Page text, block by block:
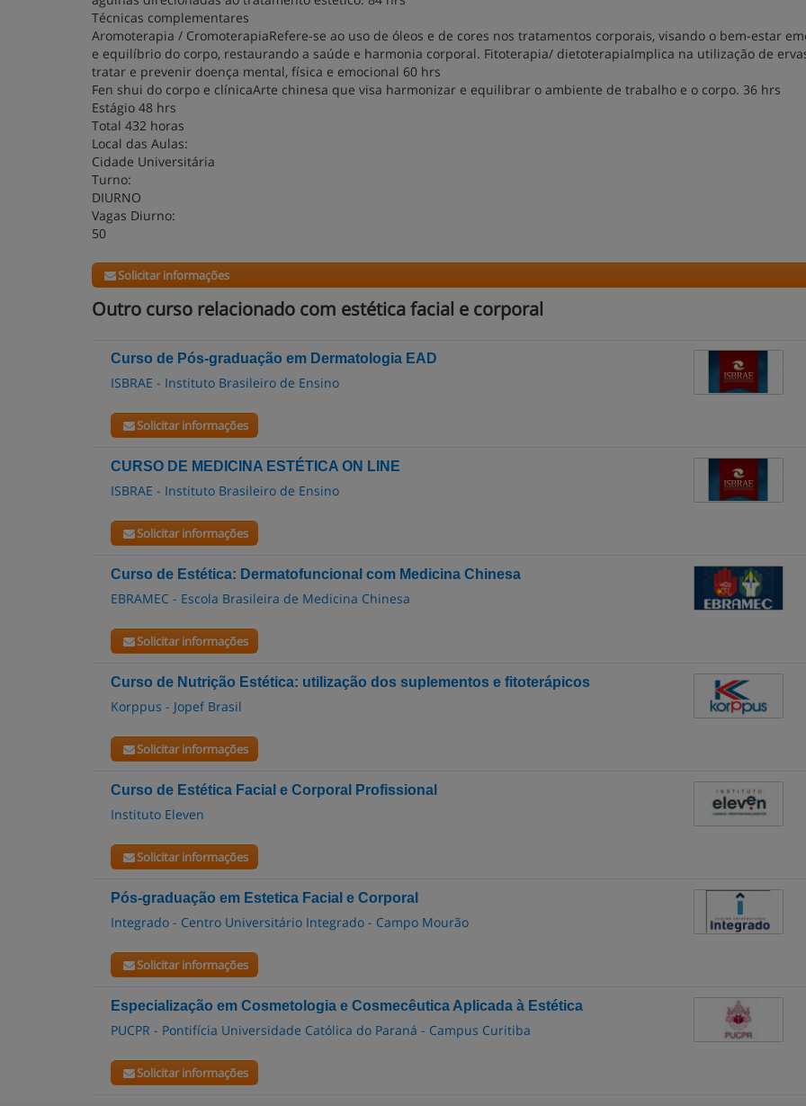
Técnicas complementares
Aromoterapia / CromoterapiaRefere-se ao uso de óleos e de cores nos tratamentos corporais, visando o bem-estar
e equilíbrio do corpo, restaurando a saúde e harmonia corporal. Fitoterapia/ dietoterapiaImplica na utilização de
tratar e prevenir doença mental, física e emocional 60 hrs
Fen shui do corpo e clínicaArte chinesa que visa harmonizar e equilibrar o ambiente de trabalho e o corpo. 36 hrs
Estágio 48 hrs
Total 432 horas
Local das Aulas:
Cidade Universitária
Turno:
DIURNO
Vagas Diurno:
50
Solicitar informações
Outro curso relacionado com estética facial e corporal
Curso de Pós-graduação em Dermatologia EAD
ISBRAE - Instituto Brasileiro de Ensino
Solicitar informações
CURSO DE MEDICINA ESTÉTICA ON LINE
ISBRAE - Instituto Brasileiro de Ensino
Solicitar informações
Curso de Estética: Dermatofuncional com Medicina Chinesa
EBRAMEC - Escola Brasileira de Medicina Chinesa
Solicitar informações
Curso de Nutrição Estética: utilização dos suplementos e fitoterápicos
Korppus - Jopef Brasil
Solicitar informações
Curso de Estética Facial e Corporal Profissional
Instituto Eleven
Solicitar informações
Pós-graduação em Estetica Facial e Corporal
Integrado - Centro Universitário Integrado - Campo Mourão
Solicitar informações
Especialização em Cosmetologia e Cosmecêutica Aplicada à Estética
PUCPR - Pontifícia Universidade Católica do Paraná - Campus Curitiba
Solicitar informações